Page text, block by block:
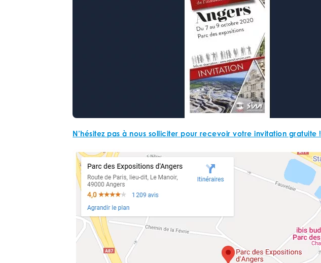
N’hésitez pas à nous solliciter pour recevoir votre invitation gratuite !